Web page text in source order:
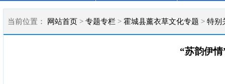
当前位置： 网站首页 > 专题专栏 > 霍城县薰衣草文化专题 > 特别
“苏韵伊